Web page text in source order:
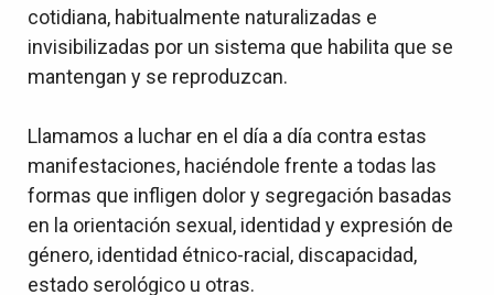
cotidiana, habitualmente naturalizadas e
invisibilizadas por un sistema que habilita que se
mantengan y se reproduzcan.
Llamamos a luchar en el día a día contra estas
manifestaciones, haciéndole frente a todas las
formas que infligen dolor y segregación basadas
en la orientación sexual, identidad y expresión de
género, identidad étnico-racial, discapacidad,
estado serológico u otras.